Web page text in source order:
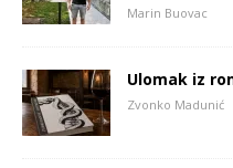
Marin Buovac
Ulomak iz
Zvonko Madunić